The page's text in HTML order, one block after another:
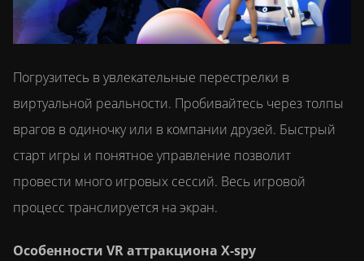
Погрузитесь в увлекательные перестрелки в
виртуальной реальности. Пробивайтесь через толпы
врагов в одиночку или в компании друзей. Быстрый
старт игры и понятное управление позволит
провести много игровых сессий. Весь игровой
процесс транслируется на экран.
Особенности VR аттракциона X-spy